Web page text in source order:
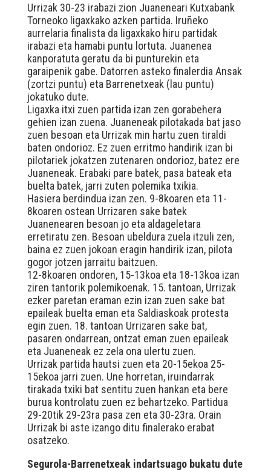
Urrizak 30-23 irabazi zion Juaneneari Kutxabank
Torneoko ligaxkako azken partida. Iruñeko
aurrelaria finalista da ligaxkako hiru partidak
irabazi eta hamabi puntu lortuta. Juanenea
kanporatuta geratu da bi punturekin eta
garaipenik gabe. Datorren asteko finalerdia Ansak
(zortzi puntu) eta Barrenetxeak (lau puntu)
jokatuko dute.
Ligaxka itxi zuen partida izan zen gorabehera
gehien izan zuena. Juaneneak pilotakada bat jaso
zuen besoan eta Urrizak min hartu zuen tiraldi
baten ondorioz. Ez zuen erritmo handirik izan bi
pilotariek jokatzen zutenaren ondorioz, batez ere
Juaneneak. Erabaki pare batek, pasa bateak eta
buelta batek, jarri zuten polemika txikia.
Hasiera berdindua izan zen. 9-8koaren eta 11-
8koaren ostean Urrizaren sake batek
Juanenearen besoan jo eta aldageletara
erretiratu zen. Besoan ubeldura zuela itzuli zen,
baina ez zuen jokoan eragin handirik izan, pilota
gogor jotzen jarraitu baitzuen.
12-8koaren ondoren, 15-13koa eta 18-13koa izan
ziren tantorik polemikoenak. 15. tantoan, Urrizak
ezker paretan eraman ezin izan zuen sake bat
epaileak buelta eman eta Saldiaskoak protesta
egin zuen. 18. tantoan Urrizaren sake bat,
pasaren ondarrean, ontzat eman zuen epaileak
eta Juaneneak ez zela ona ulertu zuen.
Urrizak partida hautsi zuen eta 20-15ekoa 25-
15ekoa jarri zuen. Une horretan, iruindarrak
tirakada txiki bat sentitu zuen hankan eta bere
burua kontrolatu zuen ez behartzeko. Partidua
29-20tik 29-23ra pasa zen eta 30-23ra. Orain
Urrizak bi aste izango ditu finalerako erabat
osatzeko.
Segurola-Barrenetxeak indartsuago bukatu dute